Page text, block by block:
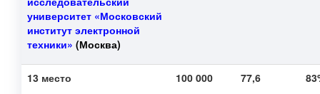
университет «Московский
институт электронной
техники» (Москва)
13 место
100 000 77,6